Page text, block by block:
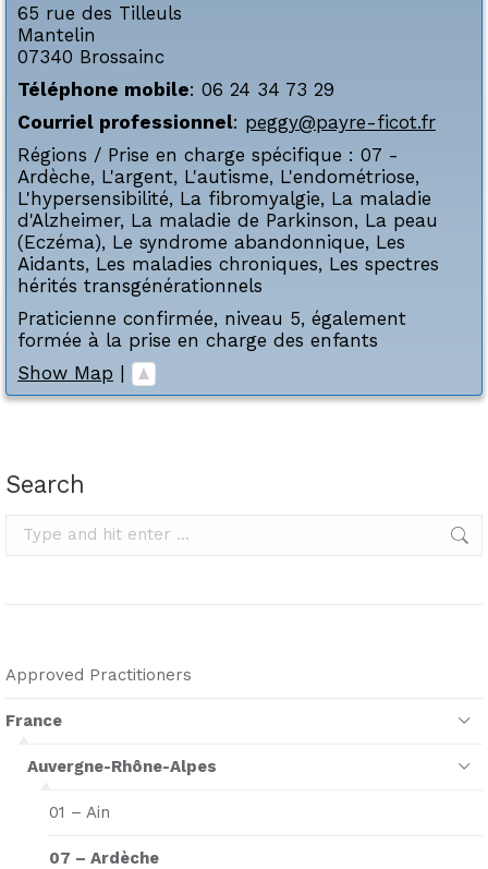
65 rue des Tilleuls
Mantelin
07340 Brossainc
Téléphone mobile: 06 24 34 73 29
Courriel professionnel: peggy@payre-ficot.fr
Régions / Prise en charge spécifique : 07 -
Ardèche, L'argent, L'autisme, L'endométriose,
L'hypersensibilité, La fibromyalgie, La maladie
d'Alzheimer, La maladie de Parkinson, La peau
(Eczéma), Le syndrome abandonnique, Les
Aidants, Les maladies chroniques, Les spectres
hérités transgénérationnels
Praticienne confirmée, niveau 5, également
formée à la prise en charge des enfants
Show Map |
Search
Search:
Approved Practitioners
France
Auvergne-Rhône-Alpes
01 – Ain
07 – Ardèche